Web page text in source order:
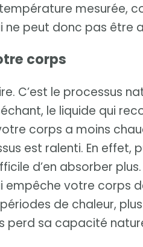
mesurée,
ne peut donc pas être
corps
C’est le processus
le liquide qui
corps a moins
est ralenti. En effet,
d’en absorber
votre corps
de chaleur, plus
perd sa capacité